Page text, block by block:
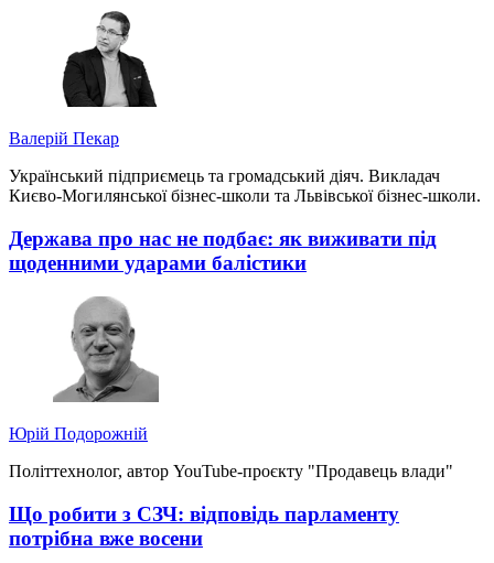
Валерій Пекар
Український підприємець та громадський діяч. Викладач
Києво-Могилянської бізнес-школи та Львівської бізнес-школи.
Держава про нас не подбає: як виживати під
щоденними ударами балістики
Юрій Подорожній
Політтехнолог, автор YouTube-проєкту "Продавець влади"
Що робити з СЗЧ: відповідь парламенту
потрібна вже восени